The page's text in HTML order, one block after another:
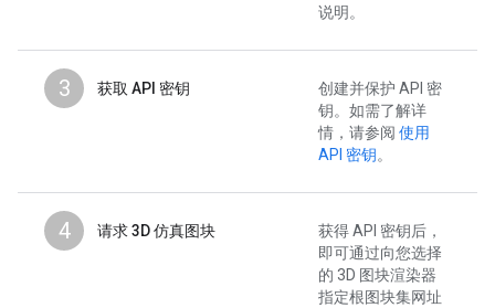
说明。
3 获取 API 密钥
创建并保护 API 密
钥。如需了解详
情，请参阅 使用
API 密钥。
4 请求 3D 仿真图块
获得 API 密钥后，
即可通过向您选择
的 3D 图块渲染器
指定根图块集网址